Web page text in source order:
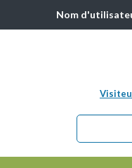
Nom
Chercher